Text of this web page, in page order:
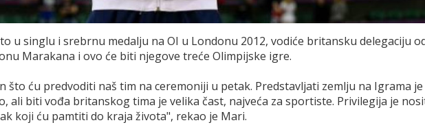
u singlu i srebrnu medalju na OI u Londonu 2012, vodiće britansku delegaciju
Marakana i ovo će biti njegove treće Olimpijske igre.
što ću predvoditi naš tim na ceremoniji u petak. Predstavljati zemlju na Igrama je
ali biti vođa britanskog tima je velika čast, najveća za sportiste. Privilegija je
koji ću pamtiti do kraja života", rekao je Mari.